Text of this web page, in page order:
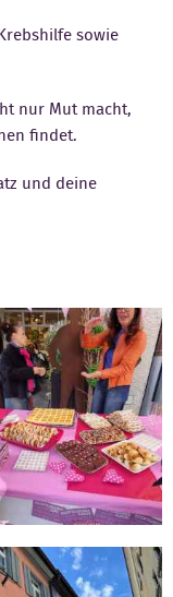
sowie
nur Mut macht,
findet.
und deine